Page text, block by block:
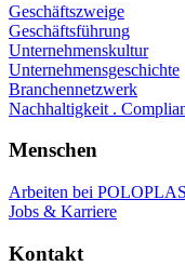
Geschäftszweige
Geschäftsführung
Unternehmenskultur
Unternehmensgeschichte
Branchennetzwerk
Nachhaltigkeit .
Menschen
Arbeiten bei
Jobs & Karriere
Kontakt